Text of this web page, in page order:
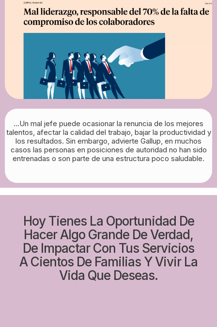
…Un mal jefe puede ocasionar la renuncia de los mejores
talentos, afectar la calidad del trabajo, bajar la productividad y
los resultados. Sin embargo, advierte Gallup, en muchos
casos las personas en posiciones de autoridad no han sido
entrenadas o son parte de una estructura poco saludable.
Hoy Tienes La Oportunidad De
Hacer Algo Grande De Verdad,
De Impactar Con Tus Servicios
A Cientos De Familias Y Vivir La
Vida Que Deseas.